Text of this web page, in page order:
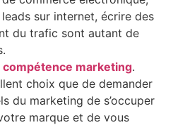
sur internet, écrire des
du trafic sont autant de
compétence marketing.
choix que de demander
du marketing de s’occuper
marque et de vous